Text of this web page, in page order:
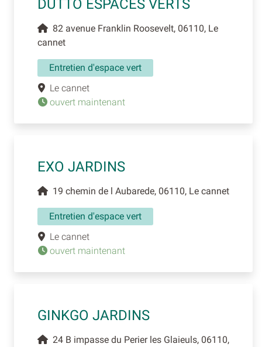
DUTTO ESPACES VERTS
82 avenue Franklin Roosevelt, 06110, Le
cannet
Entretien d'espace vert
Le cannet
ouvert maintenant
EXO JARDINS
19 chemin de l Aubarede, 06110, Le cannet
Entretien d'espace vert
Le cannet
ouvert maintenant
GINKGO JARDINS
24 B impasse du Perier les Glaieuls, 06110,